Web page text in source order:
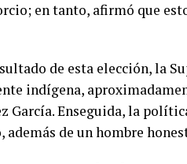
en tanto, afirmó que
de esta elección, la
indígena,
García. Enseguida, la
de un hombre